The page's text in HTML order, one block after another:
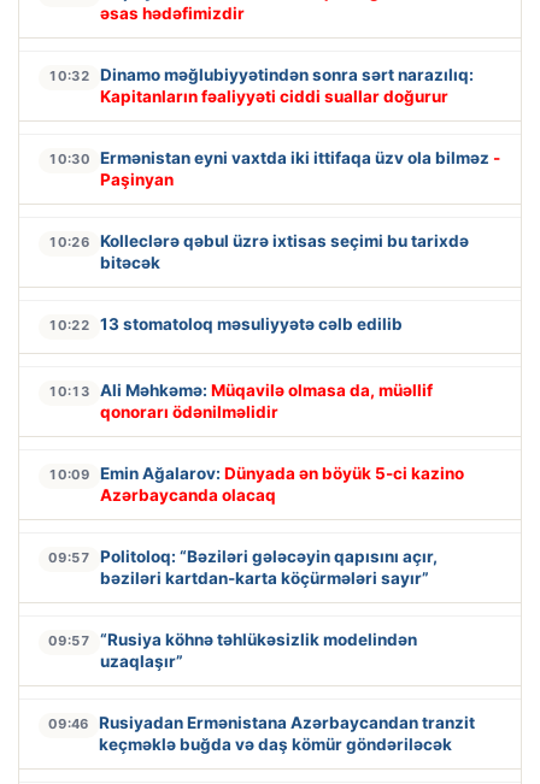
əsas hədəfimizdir
10:32
Dinamo məğlubiyyətindən sonra sərt narazılıq:
Kapitanların fəaliyyəti ciddi suallar doğurur
10:30 Ermənistan eyni vaxtda iki ittifaqa üzv ola bilməz -
Paşinyan
10:26
Kolleclərə qəbul üzrə ixtisas seçimi bu tarixdə
bitəcək
10:22 13 stomatoloq məsuliyyətə cəlb edilib
10:13 Ali Məhkəmə: Müqavilə olmasa da, müəllif
qonorarı ödənilməlidir
10:09 Emin Ağalarov: Dünyada ən böyük 5-ci kazino
Azərbaycanda olacaq
09:57
Politoloq: “Bəziləri gələcəyin qapısını açır,
bəziləri kartdan-karta köçürmələri sayır”
09:57
“Rusiya köhnə təhlükəsizlik modelindən
uzaqlaşır”
09:46
Rusiyadan Ermənistana Azərbaycandan tranzit
keçməklə buğda və daş kömür göndəriləcək